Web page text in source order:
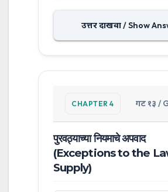
उत्तर दाखवा / Show
CHAPTER 4 गट १३ /
पुरवठ्याच्या नियमाचे अपवाद
(Exceptions to the
Supply)